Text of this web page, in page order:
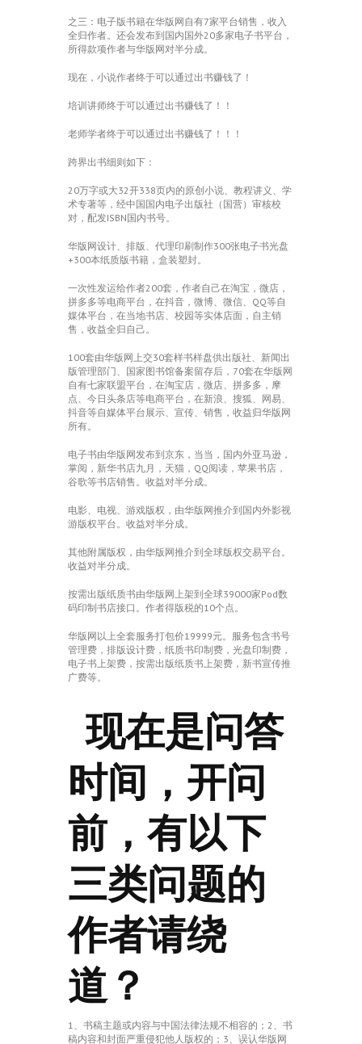
之三：电子版书籍在华版网自有7家平台销售，收入
全归作者。还会发布到国内国外20多家电子书平台，
所得款项作者与华版网对半分成。
现在，小说作者终于可以通过出书赚钱了！
培训讲师终于可以通过出书赚钱了！！
老师学者终于可以通过出书赚钱了！！！
跨界出书细则如下：
20万字或大32开338页内的原创小说、教程讲义、学
术专著等，经中国国内电子出版社（国营）审核校
对，配发ISBN国内书号。
华版网设计、排版、代理印刷制作300张电子书光盘
+300本纸质版书籍，盒装塑封。
一次性发运给作者200套，作者自己在淘宝，微店，
拼多多等电商平台，在抖音，微博、微信、QQ等自
媒体平台，在当地书店、校园等实体店面，自主销
售，收益全归自己。
100套由华版网上交30套样书样盘供出版社、新闻出
版管理部门、国家图书馆备案留存后，70套在华版网
自有七家联盟平台，在淘宝店，微店、拼多多，摩
点、今日头条店等电商平台，在新浪、搜狐、网易、
抖音等自媒体平台展示、宣传、销售，收益归华版网
所有。
电子书由华版网发布到京东，当当，国内外亚马逊，
掌阅，新华书店九月，天猫，QQ阅读，苹果书店，
谷歌等书店销售。收益对半分成。
电影、电视、游戏版权，由华版网推介到国内外影视
游版权平台。收益对半分成。
其他附属版权，由华版网推介到全球版权交易平台。
收益对半分成。
按需出版纸质书由华版网上架到全球39000家Pod数
码印制书店接口。作者得版税的10个点。
华版网以上全套服务打包价19999元。服务包含书号
管理费，排版设计费，纸质书印制费，光盘印制费，
电子书上架费，按需出版纸质书上架费，新书宣传推
广费等。
现在是问答
时间，开问
前，有以下
三类问题的
作者请绕
道？
1、书稿主题或内容与中国法律法规不相容的；2、书
稿内容和封面严重侵犯他人版权的；3、误认华版网